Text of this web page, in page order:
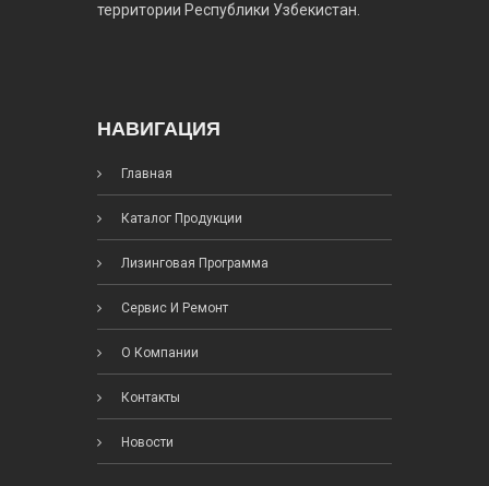
территории Республики Узбекистан.
НАВИГАЦИЯ
Главная
Каталог Продукции
Лизинговая Программа
Сервис И Ремонт
О Компании
Контакты
Новости